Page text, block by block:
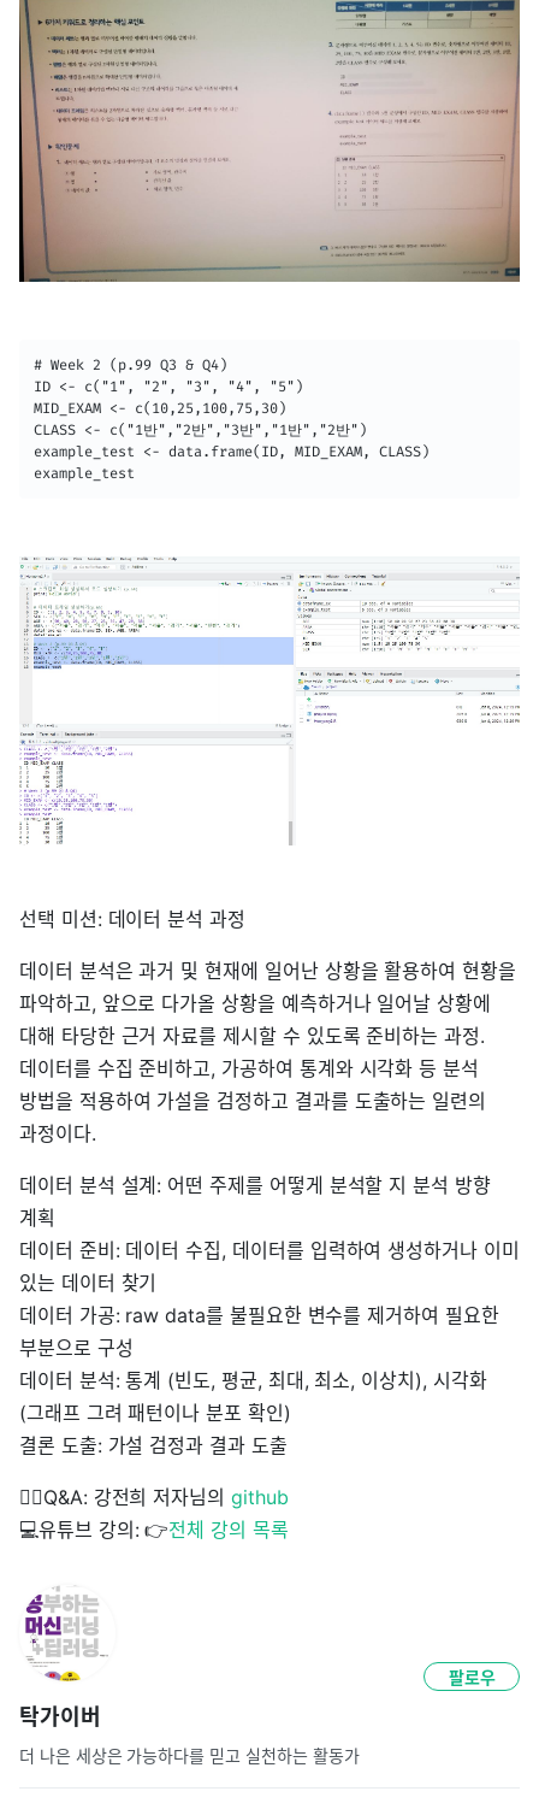
# Week 2 (p.99 Q3 & Q4)
ID <- c("1", "2", "3", "4", "5")
MID_EXAM <- c(10,25,100,75,30)
CLASS <- c("1반","2반","3반","1반","2반")
example_test <- data.frame(ID, MID_EXAM, CLASS)
example_test
선택 미션: 데이터 분석 과정
데이터 분석은 과거 및 현재에 일어난 상황을 활용하여 현황을
파악하고, 앞으로 다가올 상황을 예측하거나 일어날 상황에
대해 타당한 근거 자료를 제시할 수 있도록 준비하는 과정.
데이터를 수집 준비하고, 가공하여 통계와 시각화 등 분석
방법을 적용하여 가설을 검정하고 결과를 도출하는 일련의
과정이다.
데이터 분석 설계: 어떤 주제를 어떻게 분석할 지 분석 방향
계획
데이터 준비: 데이터 수집, 데이터를 입력하여 생성하거나 이미
있는 데이터 찾기
데이터 가공: raw data를 불필요한 변수를 제거하여 필요한
부분으로 구성
데이터 분석: 통계 (빈도, 평균, 최대, 최소, 이상치), 시각화
(그래프 그려 패턴이나 분포 확인)
결론 도출: 가설 검정과 결과 도출
🙋‍♂️Q&A: 강전희 저자님의github
💻유튜브 강의: 👉전체 강의 목록
탁가이버
더 나은 세상은 가능하다를 믿고 실천하는 활동가
팔로우